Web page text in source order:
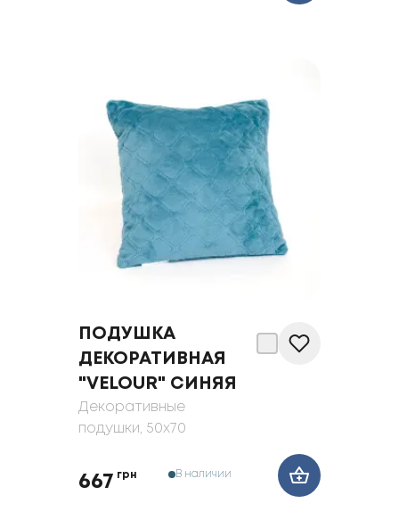
ПОДУШКА
ДЕКОРАТИВНАЯ
"VELOUR" СИНЯЯ
Декоративные
подушки, 50x70
667 грн В наличии